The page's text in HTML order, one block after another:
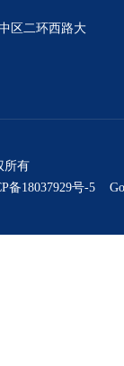
区二环西路大
所有
备18037929号-5